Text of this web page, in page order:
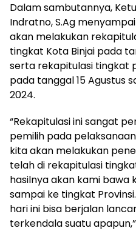
Dalam sambutannya,
Indratno, S.Ag
akan melakukan
tingkat Kota Binjai pada
serta rekapitulasi tingkat
pada tanggal 15 Agustus
2024.
“Rekapitulasi ini sangat
pemilih pada
kita akan melakukan
telah di rekapitulasi
hasilnya akan kami bawa
sampai ke tingkat
hari ini bisa berjalan
terkendala suatu